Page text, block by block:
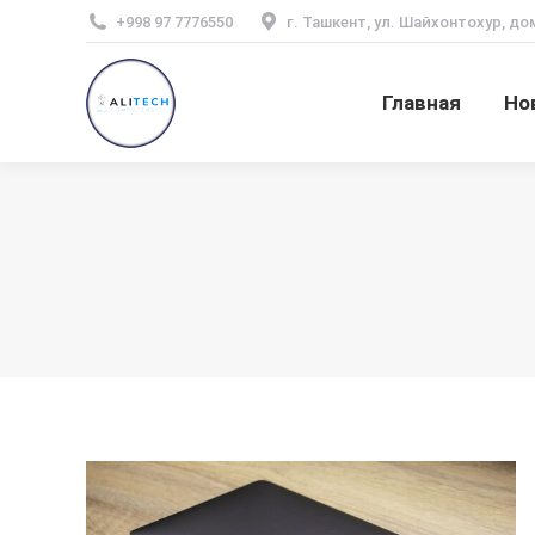
+998 97 7776550 г. Ташкент, ул. Шайхонтохур,
Главная